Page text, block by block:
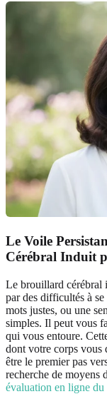
Le Voile
Cérébral Induit
Le brouillard cérébral
par des difficultés à
mots justes, ou une
simples. Il peut vous
qui vous entoure.
dont votre corps vous
être le premier pas
recherche de moyens
évaluation en ligne du